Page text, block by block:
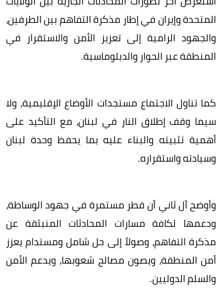
المتحدة وإيران في إطار مذكرة التفاهم بين الطرفين،
والجهود الرامية إلى تعزيز الأمن والاستقرار في
المنطقة عبر الحوار والدبلوماسية.
كما تناول الاجتماع مستجدات الأوضاع الإقليمية، ولا
سيما وقف إطلاق النار في لبنان، مع التأكيد على
أهمية تثبيته والبناء عليه بما يحفظ وحدة لبنان
وسيادته واستقراره.
وأوضح آل ثاني أن قطر مستمرة في جهود الوساطة،
ودعمها لكافة مسارات المحادثات المنبثقة عن
مذكرة التفاهم، وصولاً إلى حل شامل ومستدام يعزز
أمن المنطقة، ويصون مصالح شعوبها، ويدعم الأمن
والسلم الدوليين.